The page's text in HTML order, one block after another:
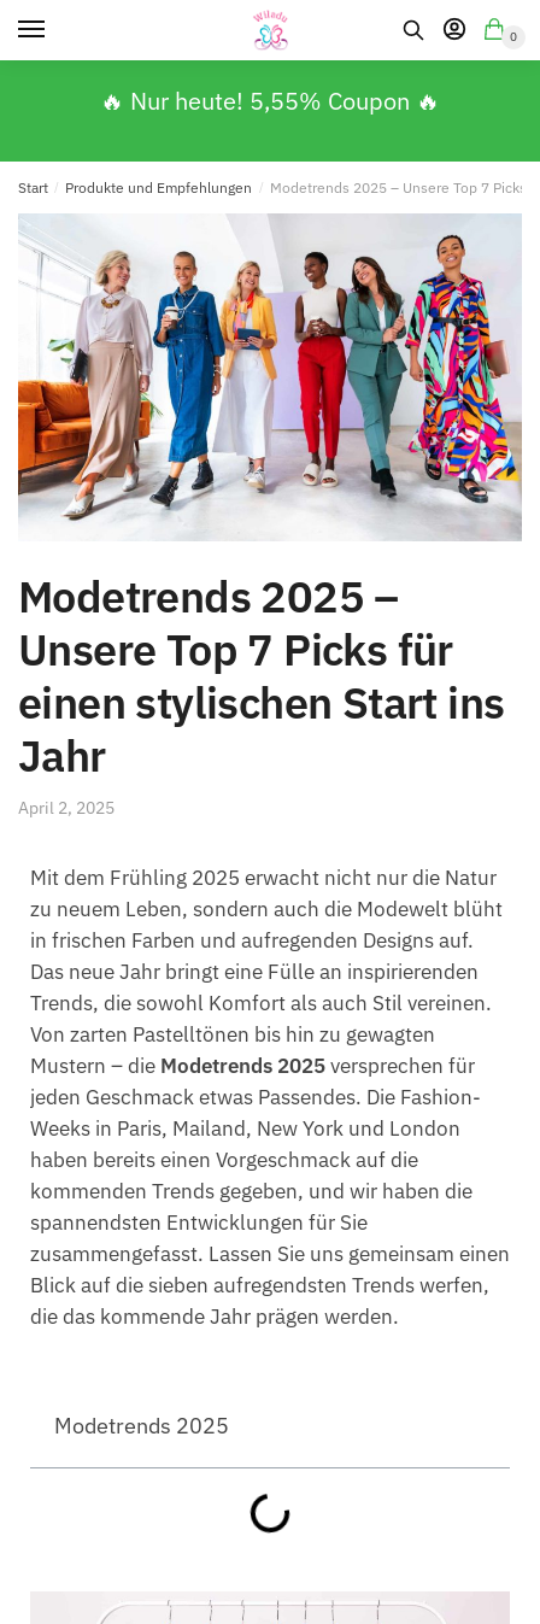
0
🔥 Nur heute! 5,55% Coupon 🔥
Start / Produkte und Empfehlungen / Modetrends 2025 – Unsere Top 7 Picks
Modetrends 2025 –
Unsere Top 7 Picks für
einen stylischen Start ins
Jahr
April 2, 2025
Mit dem Frühling 2025 erwacht nicht nur die Natur
zu neuem Leben, sondern auch die Modewelt blüht
in frischen Farben und aufregenden Designs auf.
Das neue Jahr bringt eine Fülle an inspirierenden
Trends, die sowohl Komfort als auch Stil vereinen.
Von zarten Pastelltönen bis hin zu gewagten
Mustern – die Modetrends 2025versprechen für
jeden Geschmack etwas Passendes. Die Fashion-
Weeks in Paris, Mailand, New York und London
haben bereits einen Vorgeschmack auf die
kommenden Trends gegeben, und wir haben die
spannendsten Entwicklungen für Sie
zusammengefasst. Lassen Sie uns gemeinsam einen
Blick auf die sieben aufregendsten Trends werfen,
die das kommende Jahr prägen werden.
Modetrends 2025